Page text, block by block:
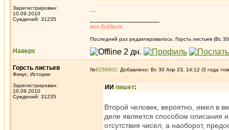
Зарегистрирован:
10.09.2010
Суждений: 31235
нео-буддист
Последний раз редактировалось: Горсть листьев (Вс
Наверх
Горсть листьев
Фикус, Историк
Зарегистрирован:
10.09.2010
Суждений: 31235
№625960 Добавлено: Вс 30 Апр 23, 14:12 (3 года
ИИ пишет:
Второй человек, вероятно, имел в
деле является способом описания
отсутствия чисел, а наоборот,